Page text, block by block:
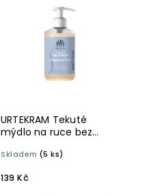
URTEKRAM Tekuté
mýdlo na ruce bez
Skladem (5 ks)
139 Kč